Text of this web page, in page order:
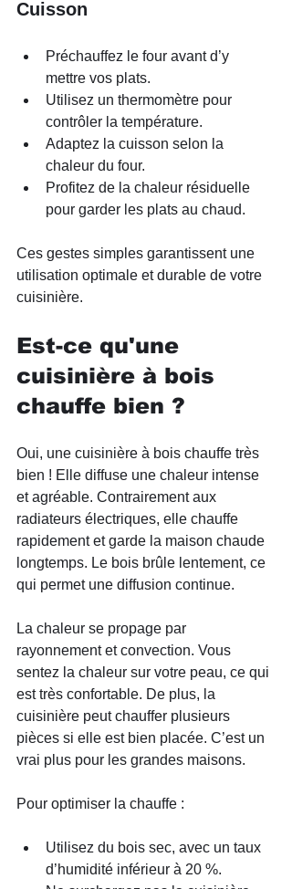
Cuisson
Préchauffez le four avant d’y
mettre vos plats.
Utilisez un thermomètre pour
contrôler la température.
Adaptez la cuisson selon la
chaleur du four.
Profitez de la chaleur résiduelle
pour garder les plats au chaud.
Ces gestes simples garantissent une
utilisation optimale et durable de votre
cuisinière.
Est-ce qu'une
cuisinière à bois
chauffe bien ?
Oui, une cuisinière à bois chauffe très
bien ! Elle diffuse une chaleur intense
et agréable. Contrairement aux
radiateurs électriques, elle chauffe
rapidement et garde la maison chaude
longtemps. Le bois brûle lentement, ce
qui permet une diffusion continue.
La chaleur se propage par
rayonnement et convection. Vous
sentez la chaleur sur votre peau, ce qui
est très confortable. De plus, la
cuisinière peut chauffer plusieurs
pièces si elle est bien placée. C’est un
vrai plus pour les grandes maisons.
Pour optimiser la chauffe :
Utilisez du bois sec, avec un taux
d’humidité inférieur à 20 %.